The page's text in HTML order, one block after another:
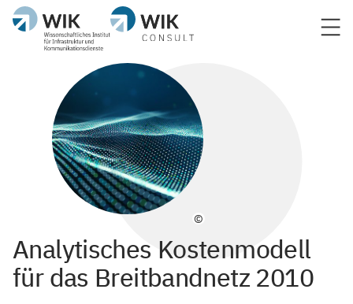
©
Analytisches Kostenmodell
für das Breitbandnetz 2010